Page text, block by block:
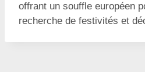
offrant un souffle européen
recherche de festivités et